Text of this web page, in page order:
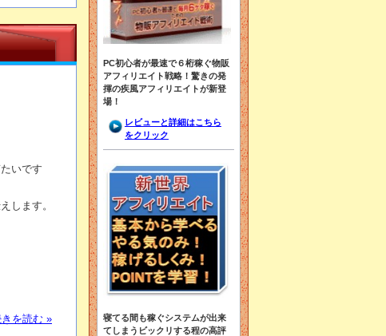
いです
します。
を読む »
PC初心者が最速で６桁稼ぐ物販
アフィリエイト戦略！驚きの発
揮の疾風アフィリエイトが新登
場！
レビューと詳細はこちら
をクリック
寝てる間も稼ぐシステムが出来
てしまうビックリする程の高評